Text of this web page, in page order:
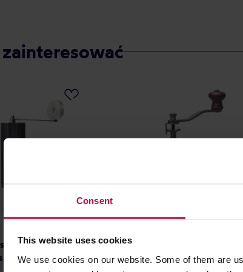
Consent
This website uses cookies
We use cookies on our website. Some of them are
- Młynek ręczny
Original
Hario - Coffee Mill Dome